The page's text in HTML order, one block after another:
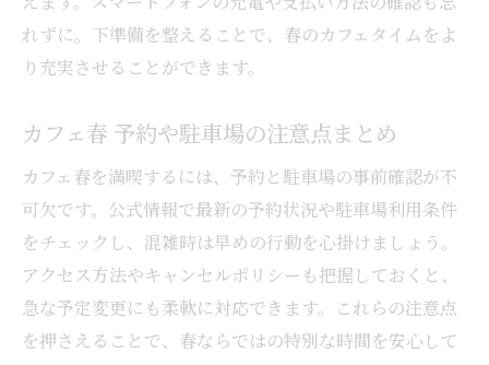
れずに。下準備を整えることで、春のカフェタイムをよ
り充実させることができます。
カフェ春 予約や駐車場の注意点まとめ
カフェ春を満喫するには、予約と駐車場の事前確認が不
可欠です。公式情報で最新の予約状況や駐車場利用条件
をチェックし、混雑時は早めの行動を心掛けましょう。
アクセス方法やキャンセルポリシーも把握しておくと、
急な予定変更にも柔軟に対応できます。これらの注意点
を押さえることで、春ならではの特別な時間を安心して